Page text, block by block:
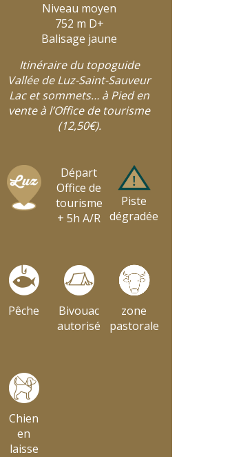
Niveau moyen
752 m D+
Balisage jaune
Itinéraire du topoguide
Vallée de Luz-Saint-Sauveur
Lac et sommets… à Pied en
vente à l’Office de tourisme
(12,50€).
Départ
Office de
tourisme
+ 5h A/R
Piste
dégradée
Pêche
Bivouac
autorisé
zone
pastorale
Chien
en
laisse